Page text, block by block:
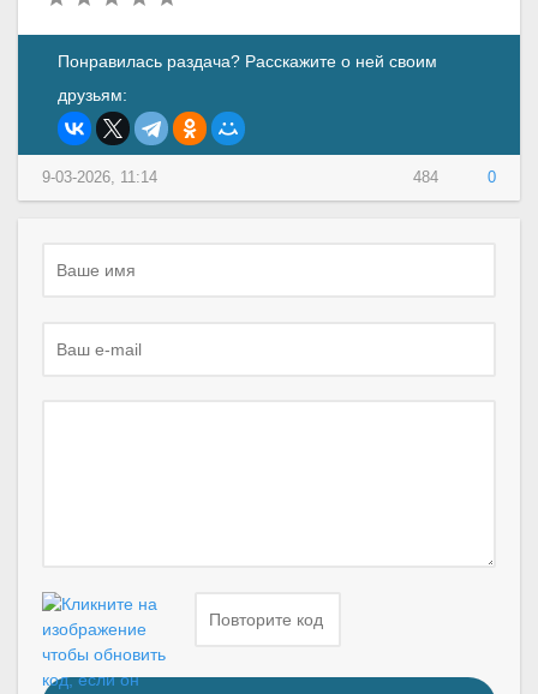
Понравилась раздача? Расскажите о ней своим
друзьям:
484 0
9-03-2026, 11:14